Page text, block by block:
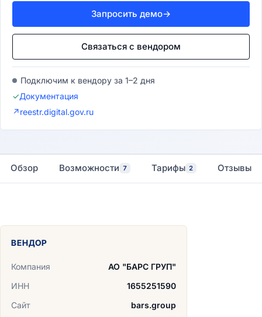
Запросить демо→
Связаться с вендором
Подключим к вендору за 1–2 дня
✓Документация
↗reestr.digital.gov.ru
Обзор Возможности 7 Тарифы 2 Отзывы
ВЕНДОР
Компания
АО "БАРС ГРУП"
ИНН
1655251590
Сайт
bars.group